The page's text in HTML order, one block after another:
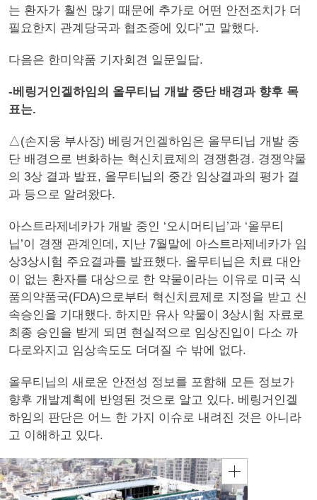
는 환자가 훨씬 많기 때문에 추가로 어떤 안전조치가 더
필요한지 관계당국과 협조중에 있다”고 말했다.
다음은 한미약품 기자회견 일문일답.
-베링거인겔하임의 올무티닙 개발 중단 배경과 향후 목
표는.
△(손지웅 부사장) 베링거인겔하임은 올무티닙 개발 중
단 배경으로 변화하는 혁신치료제의 경쟁환경. 경쟁약물
의 3상 결과 발표, 올무티닙의 중간 임상결과의 평가 결
과 등으로 알려왔다.
아스트라제네카가 개발 중인 ‘오시머티닙’과 ‘올무티
닙’이 경쟁 관계인데, 지난 7월말에 아스트라제네카가 임
상3상시험 주요결과를 발표했다. 올무티닙은 치료 대안
이 없는 환자를 대상으로 한 약물이라는 이유로 미국 식
품의약품국(FDA)으로부터 혁신치료제로 지정을 받고 신
속승인을 기대했다. 하지만 유사 약물이 3상시험 자료로
최종 승인을 받게 되면 현실적으로 임상진입이 다소 까
다로와지고 임상속도도 더뎌질 수 밖에 없다.
올무티닙의 새로운 안전성 정보를 포함해 모든 정보가
향후 개발계획에 반영된 것으로 알고 있다. 베링거인겔
하임의 판단은 어느 한 가지 이슈로 내려진 것은 아니라
고 이해하고 있다.